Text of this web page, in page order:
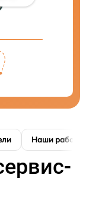
Наши работы